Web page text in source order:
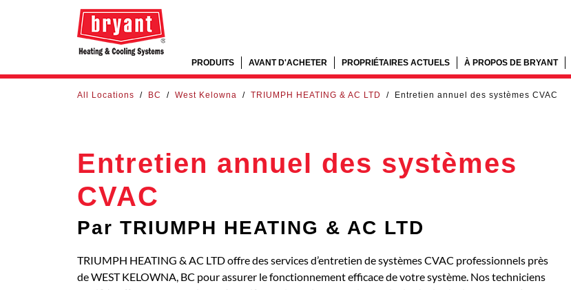
PRODUITS AVANT D'ACHETER PROPRIÉTAIRES ACTUELS À PROPOS DE BRYANT
All Locations / BC / West Kelowna / TRIUMPH HEATING & AC LTD / Entretien annuel des systèmes CVAC
Entretien annuel des systèmes
CVAC
Par TRIUMPH HEATING & AC LTD
TRIUMPH HEATING & AC LTD offre des services d’entretien de systèmes CVAC professionnels près
de WEST KELOWNA, BC pour assurer le fonctionnement efficace de votre système. Nos techniciens